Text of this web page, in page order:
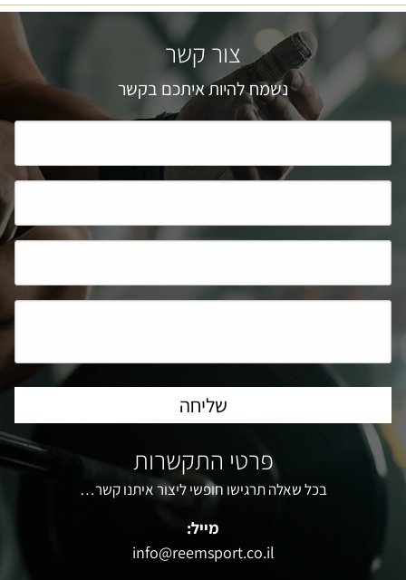
צור קשר
נשמח להיות איתכם בקשר
פרטי התקשרות
בכל שאלה תרגישו חופשי ליצור איתנו קשר…
מייל:
info@reemsport.co.il